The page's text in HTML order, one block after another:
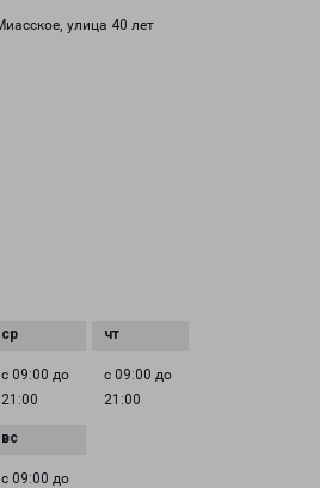
улица 40 лет
с 09:00 до
21:00
с 09:00 до
21:00
с 09:00 до